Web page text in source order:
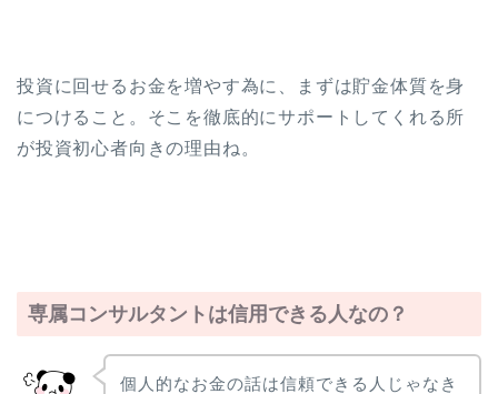
投資に回せるお金を増やす為に、まずは貯金体質を身
につけること。そこを徹底的にサポートしてくれる所
が投資初心者向きの理由ね。
専属コンサルタントは信用できる人なの？
個人的なお金の話は信頼できる人じゃなき